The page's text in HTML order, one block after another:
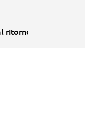
ritorno della